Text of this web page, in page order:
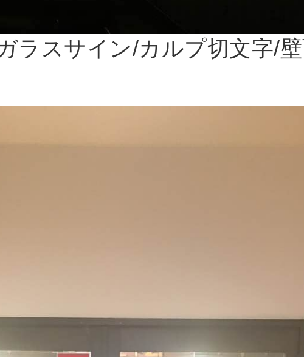
ラスサイン/カルプ切文字/